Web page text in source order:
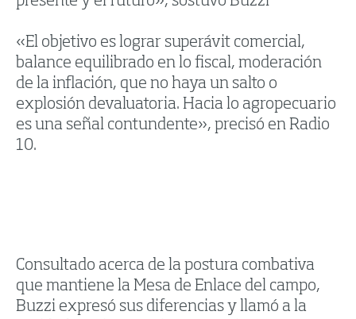
«El objetivo es lograr superávit comercial,
balance equilibrado en lo fiscal, moderación
de la inflación, que no haya un salto o
explosión devaluatoria. Hacia lo agropecuario
es una señal contundente», precisó en Radio
10.
Consultado acerca de la postura combativa
que mantiene la Mesa de Enlace del campo,
Buzzi expresó sus diferencias y llamó a la